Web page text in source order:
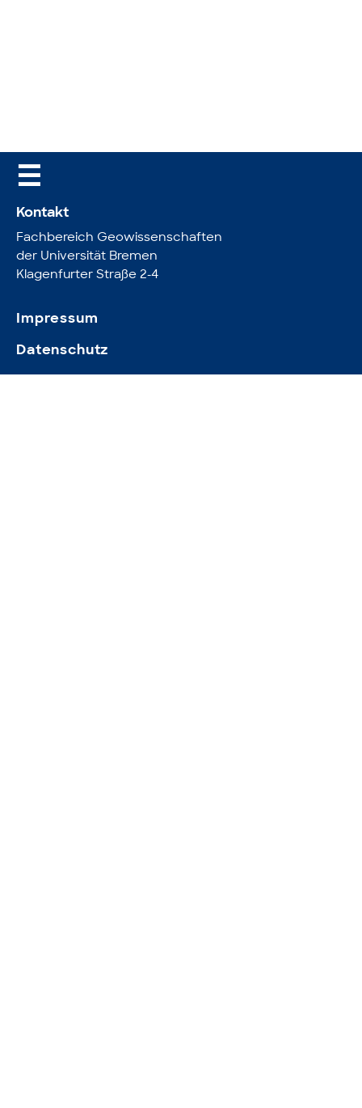
☰
Kontakt
Fachbereich Geowissenschaften
der Universität Bremen
Klagenfurter Straße 2-4
Impressum
Datenschutz